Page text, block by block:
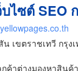
บไซต์ SEO
เขตราชเทวี กรุง
กค้าต่างมองหาสิน